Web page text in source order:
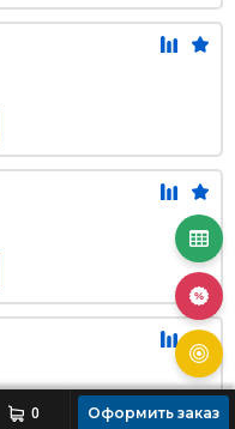
0 Оформить заказ